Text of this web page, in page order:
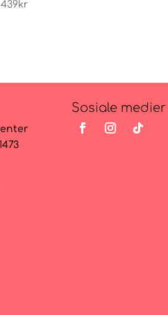
439kr
Sosiale medier